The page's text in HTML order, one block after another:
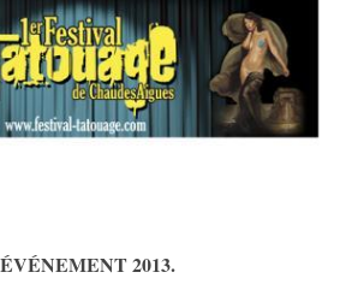
2013.